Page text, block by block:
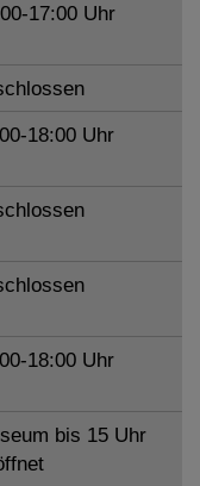
17:00 Uhr
18:00 Uhr
18:00 Uhr
bis 15 Uhr